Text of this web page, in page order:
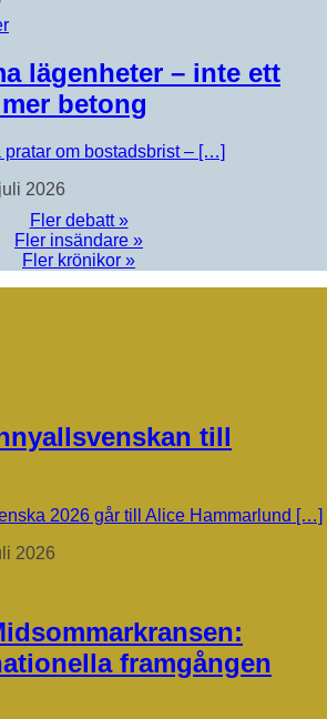
lägenheter – inte ett
betong
pratar om bostadsbrist – […]
2026
Fler debatt »
Fler insändare »
Fler krönikor »
till
2026 går till Alice Hammarlund […]
2026
framgången